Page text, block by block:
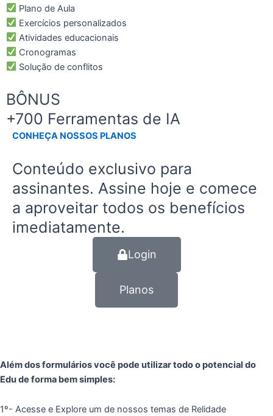
Plano de Aula
Exercícios personalizados
Atividades educacionais
Cronogramas
Solução de conflitos
BÔNUS
+700 Ferramentas de IA
CONHEÇA NOSSOS PLANOS
Conteúdo exclusivo para
assinantes. Assine hoje e comece
a aproveitar todos os benefícios
imediatamente.
Login
Planos
Além dos formulários você pode utilizar todo o potencial do
Edu de forma bem simples:
1º- Acesse e Explore um de nossos temas de Relidade